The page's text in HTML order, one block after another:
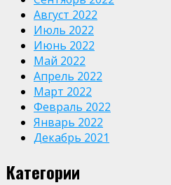
Август 2022
Июль 2022
Июнь 2022
Май 2022
Апрель 2022
Март 2022
Февраль 2022
Январь 2022
Декабрь 2021
Категории